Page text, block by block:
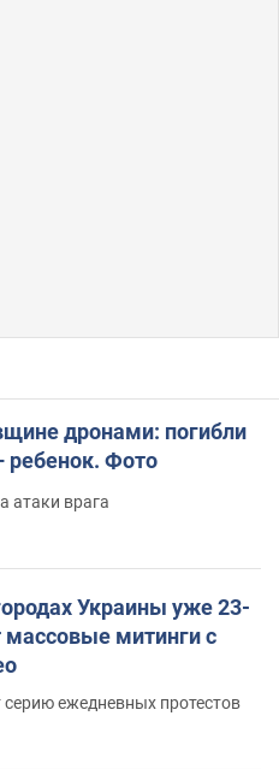
дронами: погибли
ребенок. Фото
атаки врага
Украины уже 23-
массовые митинги с
ежедневных протестов